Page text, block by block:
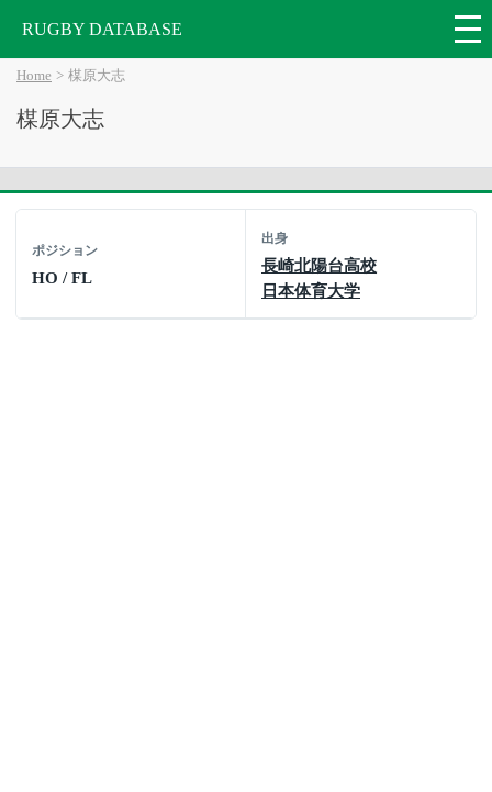
RUGBY DATABASE
Home 楳原大志
楳原大志
ポジション
HO / FL
出身
長崎北陽台高校
日本体育大学